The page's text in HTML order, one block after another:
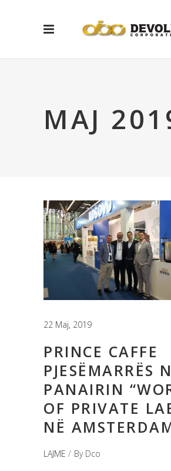
MAJ
22 Maj, 2019
PRINCE CAFFE
PJESËMARRËS
PANAIRIN
OF PRIVATE
NË
LAJME By Dco